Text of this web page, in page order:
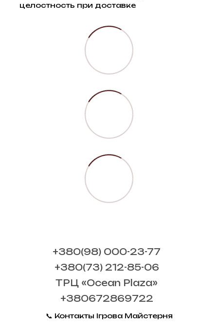
целостность при доставке
+380(98) 000-23-77
+380(73) 212-85-06
ТРЦ «Ocean Plaza»
+380672869722
📞 Контакты Ігрова Майстерня